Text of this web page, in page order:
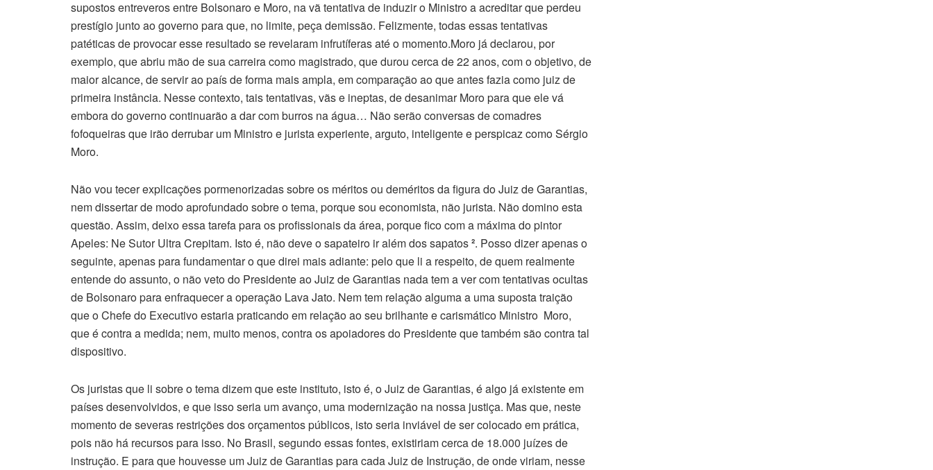
supostos entreveros entre Bolsonaro e Moro, na vã tentativa de induzir o Ministro a acreditar que perdeu
prestígio junto ao governo para que, no limite, peça demissão. Felizmente, todas essas tentativas
patéticas de provocar esse resultado se revelaram infrutíferas até o momento.Moro já declarou, por
exemplo, que abriu mão de sua carreira como magistrado, que durou cerca de 22 anos, com o objetivo, de
maior alcance, de servir ao país de forma mais ampla, em comparação ao que antes fazia como juiz de
primeira instância. Nesse contexto, tais tentativas, vãs e ineptas, de desanimar Moro para que ele vá
embora do governo continuarão a dar com burros na água… Não serão conversas de comadres
fofoqueiras que irão derrubar um Ministro e jurista experiente, arguto, inteligente e perspicaz como Sérgio
Moro.
Não vou tecer explicações pormenorizadas sobre os méritos ou deméritos da figura do Juiz de Garantias,
nem dissertar de modo aprofundado sobre o tema, porque sou economista, não jurista. Não domino esta
questão. Assim, deixo essa tarefa para os profissionais da área, porque fico com a máxima do pintor
Apeles: Ne Sutor Ultra Crepitam. Isto é, não deve o sapateiro ir além dos sapatos². Posso dizer apenas o
seguinte, apenas para fundamentar o que direi mais adiante: pelo que li a respeito, de quem realmente
entende do assunto, o não veto do Presidente ao Juiz de Garantias nada tem a ver com tentativas ocultas
de Bolsonaro para enfraquecer a operação Lava Jato. Nem tem relação alguma a uma suposta traição
que o Chefe do Executivo estaria praticando em relação ao seu brilhante e carismático Ministro Moro,
que é contra a medida; nem, muito menos, contra os apoiadores do Presidente que também são contra tal
dispositivo.
Os juristas que li sobre o tema dizem que este instituto, isto é, o Juiz de Garantias, é algo já existente em
países desenvolvidos, e que isso seria um avanço, uma modernização na nossa justiça. Mas que, neste
momento de severas restrições dos orçamentos públicos, isto seria inviável de ser colocado em prática,
pois não há recursos para isso. No Brasil, segundo essas fontes, existiriam cerca de 18.000 juízes de
instrução. E para que houvesse um Juiz de Garantias para cada Juiz de Instrução, de onde viriam, nesse